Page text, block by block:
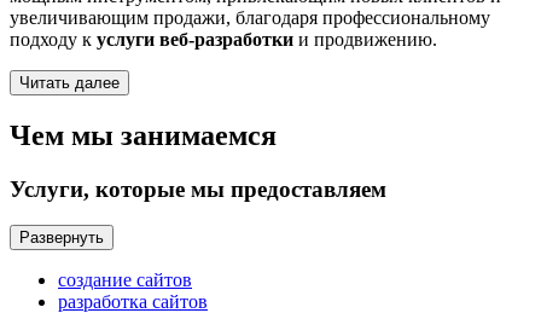
увеличивающим продажи, благодаря профессиональному
подходу к услуги веб-разработки и продвижению.
Читать далее
Чем мы занимаемся
Услуги, которые мы предоставляем
Развернуть
создание сайтов
разработка сайтов